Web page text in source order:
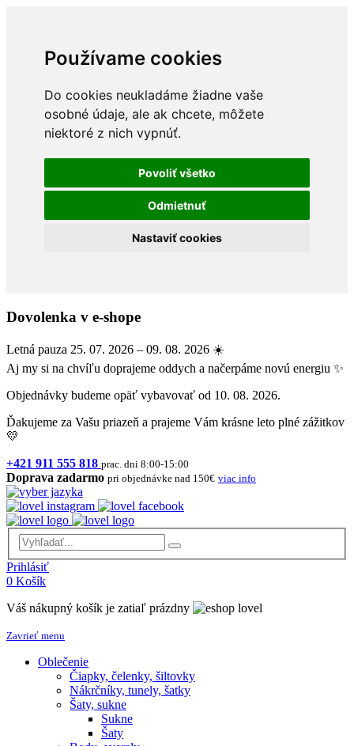
Používame cookies
Do cookies neukladáme žiadne vaše
osobné údaje, ale ak chcete, môžete
niektoré z nich vypnúť.
Povoliť všetko
Odmietnuť
Nastaviť cookies
Dovolenka v e-shope
Letná pauza 25. 07. 2026 – 09. 08. 2026 ☀️
Aj my si na chvíľu doprajeme oddych a načerpáme novú energiu ✨
Objednávky budeme opäť vybavovať od 10. 08. 2026.
Ďakujeme za Vašu priazeň a prajeme Vám krásne leto plné zážitkov
💛
+421 911 555 818 prac. dni 8:00-15:00
Doprava zadarmo pri objednávke nad 150€ viac info
Prihlásiť
0 Košík
Váš nákupný košík je zatiaľ prázdny
Zavrieť menu
Oblečenie
Čiapky, čelenky, šiltovky
Nákrčníky, tunely, šatky
Šaty, sukne
Sukne
Šaty